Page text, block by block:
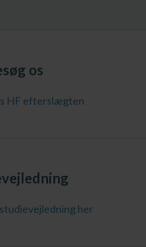
os
HF efterslægten
her